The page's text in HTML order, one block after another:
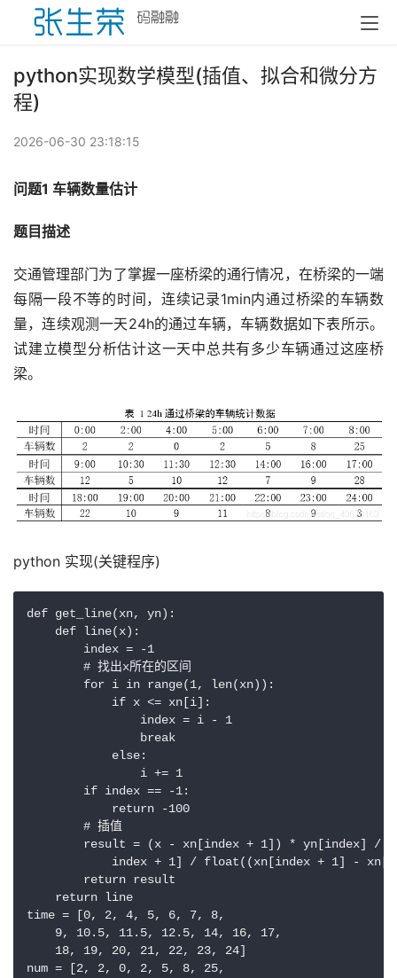
python实现数学模型(插值、拟合和微分方
程)
2026-06-30 23:18:15
问题1 车辆数量估计
题目描述
交通管理部门为了掌握一座桥梁的通行情况，在桥梁的一端
每隔一段不等的时间，连续记录1min内通过桥梁的车辆数
量，连续观测一天24h的通过车辆，车辆数据如下表所示。
试建立模型分析估计这一天中总共有多少车辆通过这座桥
梁。
python 实现(关键程序)
def get_line(xn, yn):
    def line(x):
        index = -1
        # 找出x所在的区间
        for i in range(1, len(xn)):
            if x <= xn[i]:
                index = i - 1
                break
            else:
                i += 1
        if index == -1:
            return -100
        # 插值
result = (x - xn[index + 1]) * yn[index] /
index + 1] / float((xn[index + 1] -
        return result
    return line
time = [0, 2, 4, 5, 6, 7, 8,
    9, 10.5, 11.5, 12.5, 14, 16, 17,
    18, 19, 20, 21, 22, 23, 24]
num = [2, 2, 0, 2, 5, 8, 25,